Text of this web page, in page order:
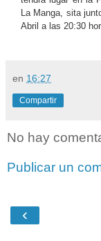
La Manga, sita
Abril a las 20:30
en 16:27
Compartir
No hay
Publicar un
‹